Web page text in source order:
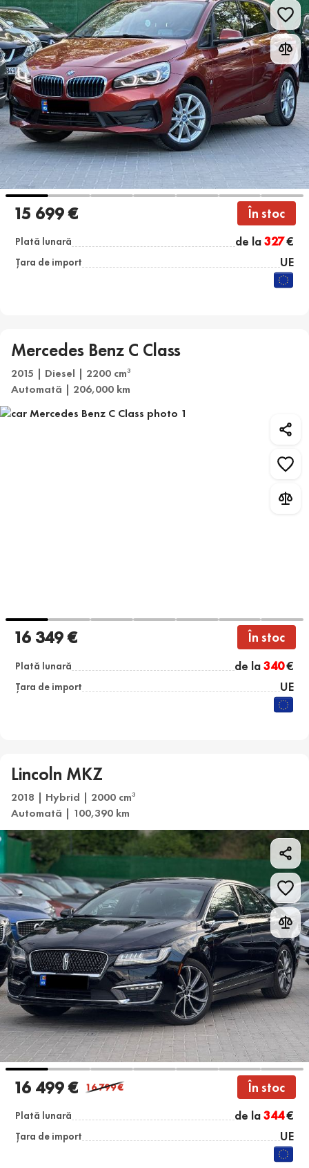
15 699 € În stoc
Plată lunară de la327€
Țara de import UE
Mercedes Benz C Class
2015 | Diesel | 2200 cm3
Automată | 206,000 km
16 349 € În stoc
Plată lunară de la340€
Țara de import UE
Lincoln MKZ
2018 | Hybrid | 2000 cm3
Automată | 100,390 km
16 499 € 16 799€ În stoc
Plată lunară de la344€
Țara de import UE